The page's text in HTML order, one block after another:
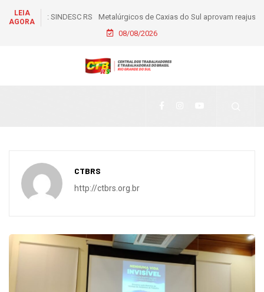
LEIA
AGORA
Metalúrgicos de Caxias do Sul aprovam reajuste salarial de
6% e piso de R$ 2,5 mil
08/08/2026
CTBRS
http://ctbrs.org.br